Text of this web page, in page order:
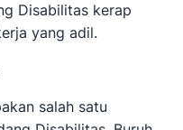
Disabilitas kerap
yang adil.
salah satu